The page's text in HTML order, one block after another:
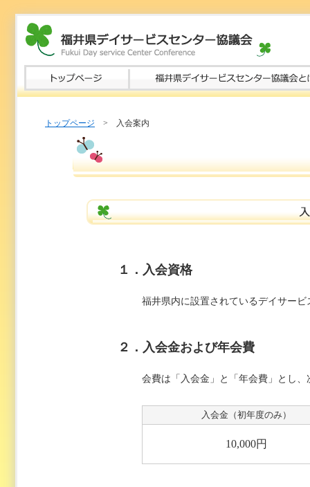
トップページ > 入会案内
１．入会資格
福井県内に設置されているデイサー
２．入会金および年会費
会費は「入会金」と「年会費」とし
入会金（初年度のみ）
10,000円